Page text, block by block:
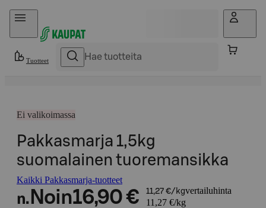
Hyppää sisältöön
Tuotteet
Ei valikoimassa
Pakkasmarja 1,5kg
suomalainen tuoremansikka
Kaikki Pakkasmarja-tuotteet
n. Noin16,90 € 11,27 €/kgvertailuhinta
11,27 €/kg